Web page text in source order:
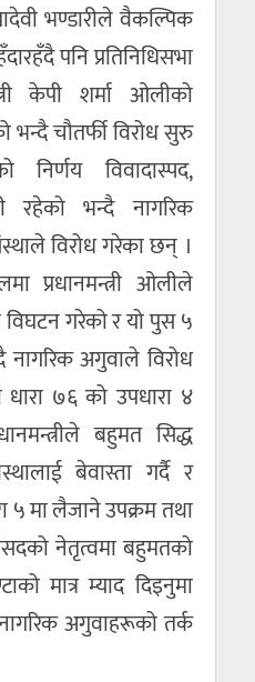
भण्डारीले वैकल्पिक
पनि प्रतिनिधिसभा
केपी शर्मा ओलीको
भन्दै चौतर्फी विरोध सुरु
निर्णय विवादास्पद,
रहेको भन्दै नागरिक
विरोध गरेका छन् ।
प्रधानमन्त्री ओलीले
विघटन गरेको र यो पुस ५
नागरिक अगुवाले विरोध
७६ को उपधारा ४
बहुमत सिद्ध
बेवास्ता गर्दै र
५ मा लैजाने उपक्रम तथा
नेतृत्वमा बहुमतको
मात्र म्याद दिइनुमा
अगुवाहरूको तर्क